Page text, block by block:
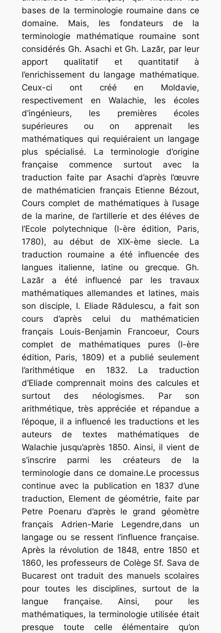
bases de la terminologie roumaine dans ce
domaine. Mais, les fondateurs de la
terminologie mathématique roumaine sont
considérés Gh. Asachi et Gh. Lazăr, par leur
apport qualitatif et quantitatif à
l’enrichissement du langage mathématique.
Ceux-ci ont créé en Moldavie,
respectivement en Walachie, les écoles
d’ingénieurs, les premières écoles
supérieures ou on apprenait les
mathématiques qui requiéraient un langage
plus spécialisé. La terminologie d’origine
française commence surtout avec la
traduction faite par Asachi d’après l’œuvre
de mathématicien français Etienne Bézout,
Cours complet de mathématiques à l’usage
de la marine, de l’artillerie et des éléves de
l’Ecole polytechnique (I-ère édition, Paris,
1780), au début de XIX-ème siecle. La
traduction roumaine a été influencée des
langues italienne, latine ou grecque. Gh.
Lazăr a été influencé par les travaux
mathématiques allemandes et latines, mais
son disciple, I. Eliade Rădulescu, a fait son
cours d’après celui du mathématicien
français Louis-Benjamin Francoeur, Cours
complet de mathématiques pures (I-ère
édition, Paris, 1809) et a publié seulement
l’arithmétique en 1832. La traduction
d’Eliade comprennait moins des calcules et
surtout des néologismes. Par son
arithmétique, très appréciée et répandue a
l’époque, il a influencé les traductions et les
auteurs de textes mathématiques de
Walachie jusqu’après 1850. Ainsi, il vient de
s’inscrire parmi les créateurs de la
terminologie dans ce domaine.Le processus
continue avec la publication en 1837 d’une
traduction, Element de géométrie, faite par
Petre Poenaru d’après le grand géomètre
français Adrien-Marie Legendre,dans un
langage ou se ressent l’influence française.
Après la révolution de 1848, entre 1850 et
1860, les professeurs de Colège Sf. Sava de
Bucarest ont traduit des manuels scolaires
pour toutes les disciplines, surtout de la
langue française. Ainsi, pour les
mathématiques, la terminologie utilisée était
presque toute celle élémentaire qu’on